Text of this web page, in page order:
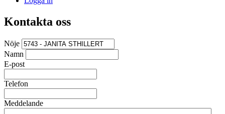
Kontakta oss
Nöje
Namn
E-post
Telefon
Meddelande